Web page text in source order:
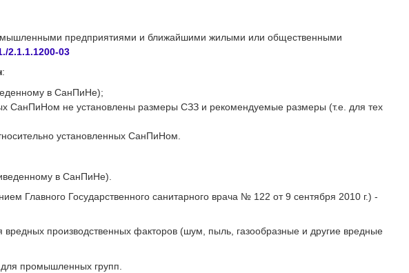
предприятиями и ближайшими жилыми или общественными
2.1.1.1200-03
:
в СанПиНе);
СанПиНом не установлены размеры СЗЗ и рекомендуемые размеры (т.е. для тех
установленных СанПиНом.
в СанПиНе).
Главного Государственного санитарного врача № 122 от 9 сентября 2010 г.) -
производственных факторов (шум, пыль, газообразные и другие вредные
промышленных групп.